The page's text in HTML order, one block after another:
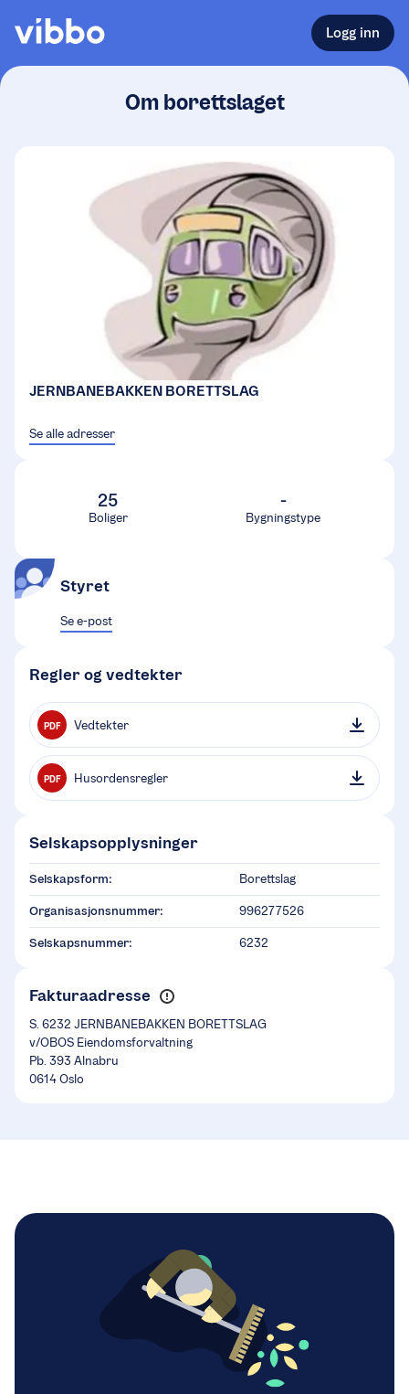
Logg inn
Om borettslaget
JERNBANEBAKKEN BORETTSLAG
Se alle adresser
25
Boliger
-
Bygningstype
Styret
Se e-post
Regler og vedtekter
PDF Vedtekter
PDF Husordensregler
Selskapsopplysninger
Selskapsform: Borettslag
Organisasjonsnummer: 996277526
Selskapsnummer: 6232
Fakturaadresse
S. 6232 JERNBANEBAKKEN BORETTSLAG
v/OBOS Eiendomsforvaltning
Pb. 393 Alnabru
0614 Oslo